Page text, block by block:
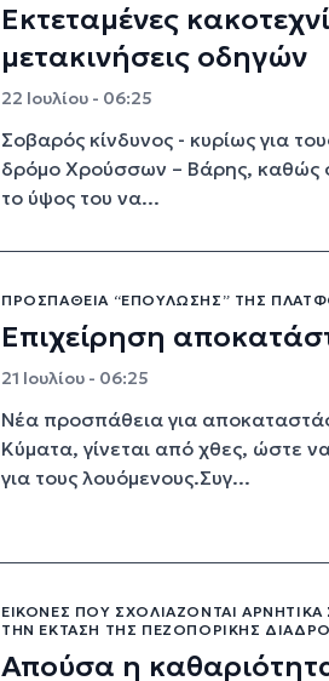
Εκτεταμένες
μετακινήσεις οδηγών
22 Ιουλίου - 06:25
Σοβαρός κίνδυνος - κυρίως για
δρόμο Χρούσσων – Βάρης, καθώς
το ύψος του να...
ΠΡΟΣΠΆΘΕΙΑ “ΕΠΟΎΛΩΣΗΣ” ΤΗΣ
Επιχείρηση
21 Ιουλίου - 06:25
Νέα προσπάθεια για
Κύματα, γίνεται από χθες, ώστε
για τους λουόμενους.Συγ...
ΕΙΚΌΝΕΣ ΠΟΥ ΣΧΟΛΙΆΖΟΝΤΑΙ
ΤΗΝ ΈΚΤΑΣΗ ΤΗΣ ΠΕΖΟΠΟΡΙΚΉΣ
Απούσα η